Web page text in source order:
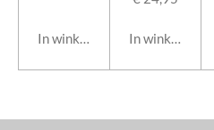
In winkelwagen In winkelwagen